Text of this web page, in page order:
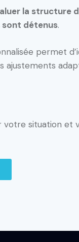
la structure
sont détenus.
permet
ajustements
situation et